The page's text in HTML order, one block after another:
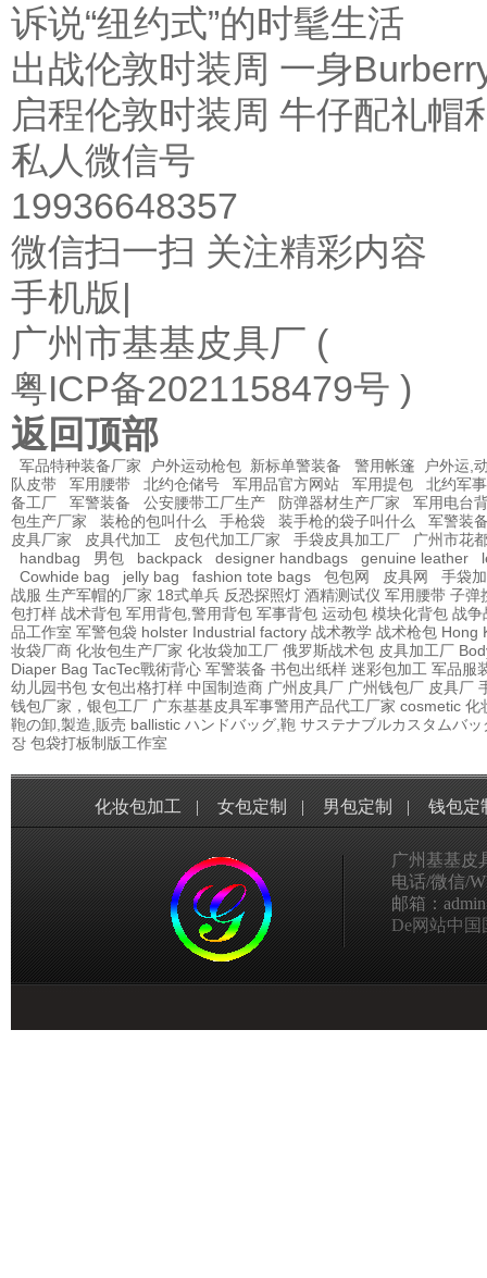
诉说“纽约式”的时髦生活
出战伦敦时装周 一身
启程伦敦时装周 牛仔配礼帽
私人微信号
19936648357
微信扫一扫 关注精彩内容
手机版|
广州市基基皮具厂 (
粤ICP备2021158479号 )
返回顶部
军品特种装备厂家 户外运动枪包 新标单警装备 警用帐篷
户外运,
队皮带
军用腰带 北约仓储号 军用品官方网站 军用提包
北约军
备工厂
军警装备 公安腰带工厂生产 防弹器材生产厂家
军用电台
包生产厂家
装枪的包叫什么 手枪袋 装手枪的袋子叫什么
军警装
皮具厂家
皮具代加工 皮包代加工厂家 手袋皮具加工厂
广州市花
handbag
男包 backpack designer handbags genuine leather
Cowhide bag
jelly bag fashion tote bags 包包网 皮具网
手袋
战服 生产军帽的厂家 18式单兵 反恐探照灯 酒精测试仪 军用腰带 子弹
包打样 战术背包 军用背包,警用背包 军事背包 运动包 模块化背包 战争
品工作室 军警包袋 holster Industrial factory 战术教学 战术枪包 Hong
妆袋厂商 化妆包生产厂家 化妆袋加工厂 俄罗斯战术包 皮具加工厂
Diaper Bag TacTec戰術背心 军警装备 书包出纸样 迷彩包加工 军品服
幼儿园书包 女包出格打样 中国制造商 广州皮具厂 广州钱包厂 皮具厂
钱包厂家，银包工厂 广东基基皮具军事警用产品代工厂家 cosmetic 化
鞄の卸,製造,販売 ballistic ハンドバッグ,鞄 サステナブルカスタムバッ
장 包袋打板制版工作室
化妆包加工 | 女包定制 | 男包定制 | 钱包定
广州基基皮
电话/微信/
邮箱：
De网站中国